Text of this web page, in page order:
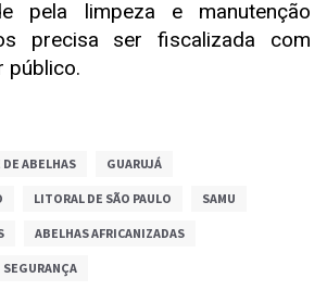
pela limpeza e manutenção
precisa ser fiscalizada com
público.
ABELHAS GUARUJÁ
LITORAL DE SÃO PAULO SAMU
ABELHAS AFRICANIZADAS
SEGURANÇA